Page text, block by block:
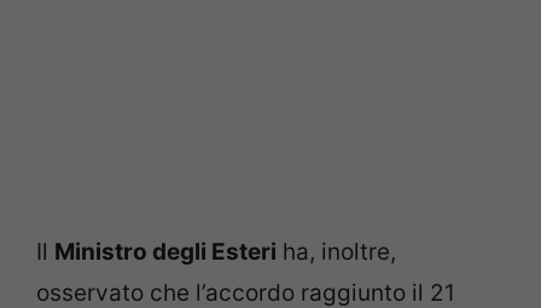
Il Ministro degli Esteri ha, inoltre,
osservato che l’accordo raggiunto il 21